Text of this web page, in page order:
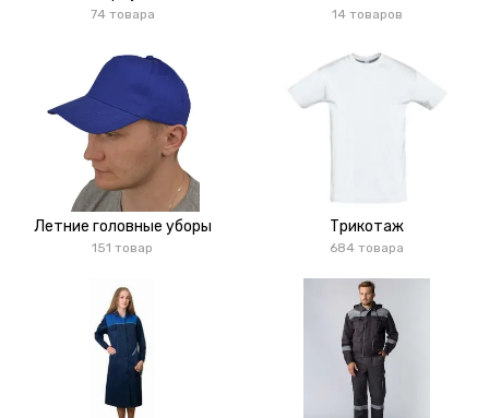
74 товара 14 товаров
Летние головные уборы
151 товар
Трикотаж
684 товара